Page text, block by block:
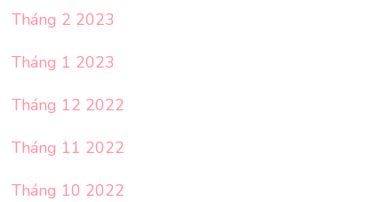
Tháng 2 2023
Tháng 1 2023
Tháng 12 2022
Tháng 11 2022
Tháng 10 2022